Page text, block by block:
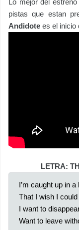
Lo mejor del
pistas que estan
Andidote es el inicio
LETRA:
I’m caught up in a
That I wish I
I want to
Want to leave